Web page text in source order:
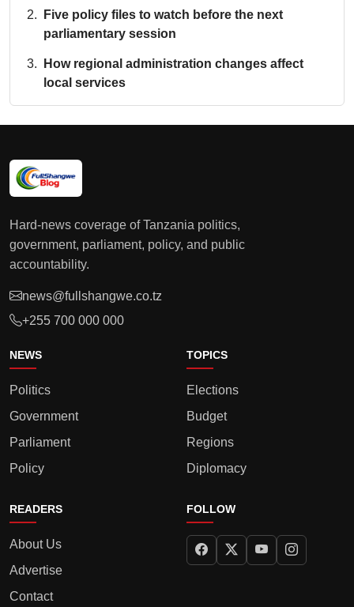
Five policy files to watch before the next
parliamentary session
How regional administration changes affect
local services
Hard-news coverage of Tanzania politics,
government, parliament, policy, and public
accountability.
news@fullshangwe.co.tz
+255 700 000 000
NEWS
Politics
Government
Parliament
Policy
TOPICS
Elections
Budget
Regions
Diplomacy
READERS
About Us
Advertise
Contact
FOLLOW